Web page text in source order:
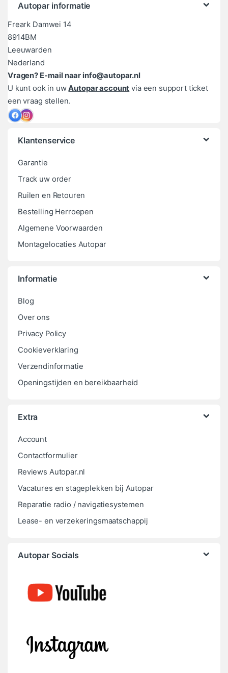
Autopar informatie
Freark Damwei 14
8914BM
Leeuwarden
Nederland
Vragen? E-mail naar info@autopar.nl
U kunt ook in uwAutopar account via een support ticket
een vraag stellen.
Klantenservice
Garantie
Track uw order
Ruilen en Retouren
Bestelling Herroepen
Algemene Voorwaarden
Montagelocaties Autopar
Informatie
Blog
Over ons
Privacy Policy
Cookieverklaring
Verzendinformatie
Openingstijden en bereikbaarheid
Extra
Account
Contactformulier
Reviews Autopar.nl
Vacatures en stageplekken bij Autopar
Reparatie radio / navigatiesystemen
Lease- en verzekeringsmaatschappij
Autopar Socials